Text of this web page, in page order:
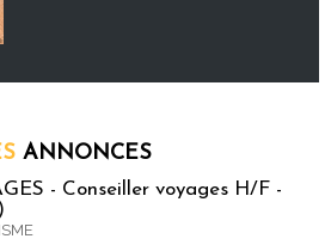
ANNONCES
- Conseiller voyages H/F -